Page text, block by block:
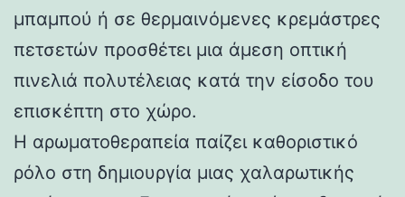
μπαμπού ή σε θερμαινόμενες κρεμάστρες
πετσετών προσθέτει μια άμεση οπτική
πινελιά πολυτέλειας κατά την είσοδο του
επισκέπτη στο χώρο.
Η αρωματοθεραπεία παίζει καθοριστικό
ρόλο στη δημιουργία μιας χαλαρωτικής